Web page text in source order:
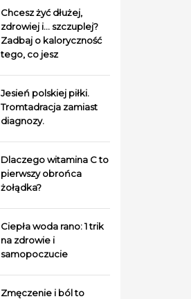
Chcesz żyć dłużej,
zdrowiej i… szczuplej?
Zadbaj o kaloryczność
tego, co jesz
Jesień polskiej piłki.
Tromtadracja zamiast
diagnozy.
Dlaczego witamina C to
pierwszy obrońca
żołądka?
Ciepła woda rano: 1 trik
na zdrowie i
samopoczucie
Zmęczenie i ból to